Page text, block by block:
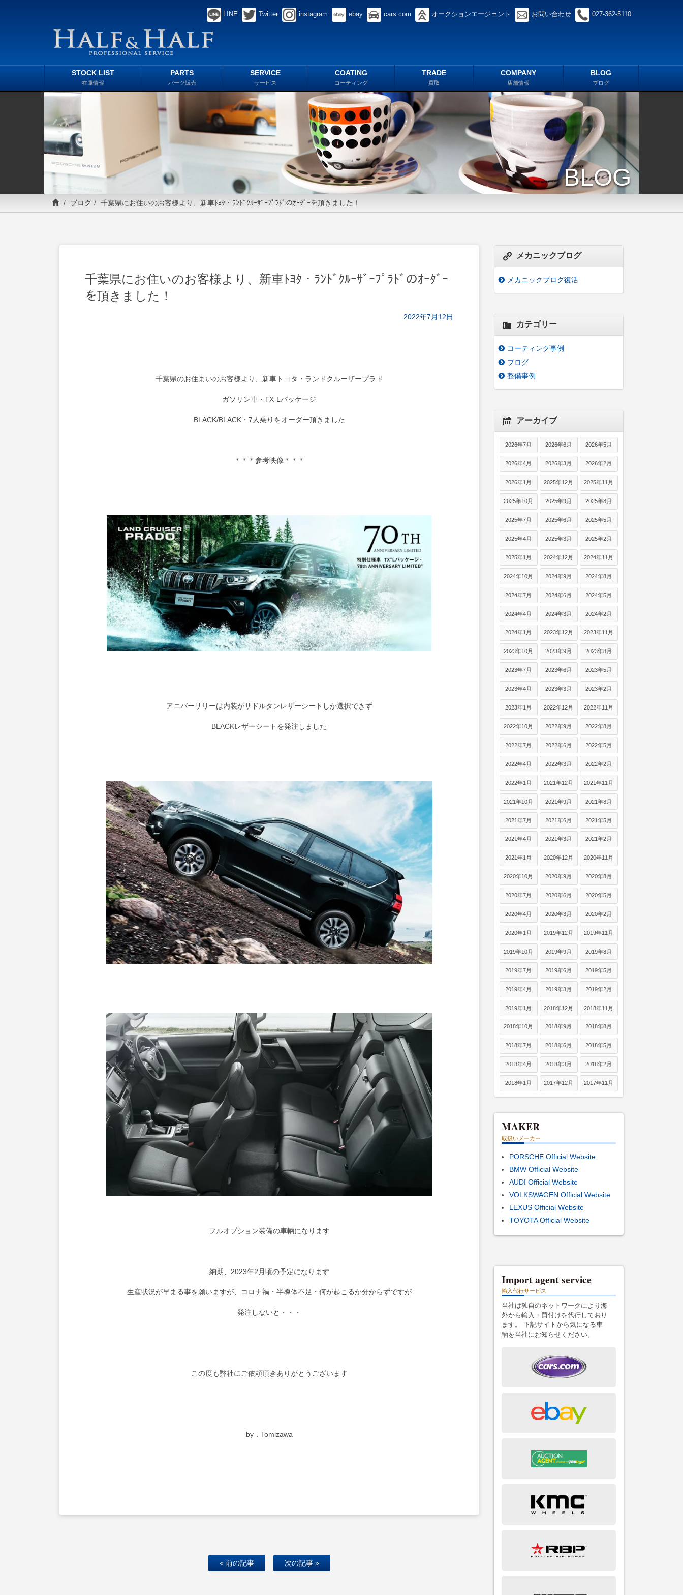
LINE Twitter instagram ebay cars.com オークションエージェント お問い合わせ 027-362-5110
STOCK LIST
在庫情報
PARTS
パーツ販売
SERVICE
サービス
COATING
コーティング
TRADE
買取
COMPANY
店舗情報
BLOG
ブログ
BLOG
ブログ 千葉県にお住いのお客様より、新車ﾄﾖﾀ・ﾗﾝﾄﾞｸﾙｰｻﾞｰﾌﾟﾗﾄﾞのｵｰﾀﾞｰを頂きました！
千葉県にお住いのお客様より、新車ﾄﾖﾀ・ﾗﾝﾄﾞｸﾙｰｻﾞｰﾌﾟﾗﾄﾞのｵｰﾀﾞｰ
を頂きました！
2022年7月12日
千葉県のお住まいのお客様より、新車トヨタ・ランドクルーザープラド
ガソリン車・TX-Lパッケージ
BLACK/BLACK・7人乗りをオーダー頂きました
＊＊＊参考映像＊＊＊
アニバーサリーは内装がサドルタンレザーシートしか選択できず
BLACKレザーシートを発注しました
フルオプション装備の車輛になります
納期、2023年2月頃の予定になります
生産状況が早まる事を願いますが、コロナ禍・半導体不足・何が起こるか分からずですが
発注しないと・・・
この度も弊社にご依頼頂きありがとうございます
by．Tomizawa
« 前の記事 次の記事 »
メカニックブログ
メカニックブログ復活
カテゴリー
コーティング事例
ブログ
整備事例
アーカイブ
2026年7月 2026年6月 2026年5月
2026年4月 2026年3月 2026年2月
2026年1月 2025年12月 2025年11月
2025年10月 2025年9月 2025年8月
2025年7月 2025年6月 2025年5月
2025年4月 2025年3月 2025年2月
2025年1月 2024年12月 2024年11月
2024年10月 2024年9月 2024年8月
2024年7月 2024年6月 2024年5月
2024年4月 2024年3月 2024年2月
2024年1月 2023年12月 2023年11月
2023年10月 2023年9月 2023年8月
2023年7月 2023年6月 2023年5月
2023年4月 2023年3月 2023年2月
2023年1月 2022年12月 2022年11月
2022年10月 2022年9月 2022年8月
2022年7月 2022年6月 2022年5月
2022年4月 2022年3月 2022年2月
2022年1月 2021年12月 2021年11月
2021年10月 2021年9月 2021年8月
2021年7月 2021年6月 2021年5月
2021年4月 2021年3月 2021年2月
2021年1月 2020年12月 2020年11月
2020年10月 2020年9月 2020年8月
2020年7月 2020年6月 2020年5月
2020年4月 2020年3月 2020年2月
2020年1月 2019年12月 2019年11月
2019年10月 2019年9月 2019年8月
2019年7月 2019年6月 2019年5月
2019年4月 2019年3月 2019年2月
2019年1月 2018年12月 2018年11月
2018年10月 2018年9月 2018年8月
2018年7月 2018年6月 2018年5月
2018年4月 2018年3月 2018年2月
2018年1月 2017年12月 2017年11月
MAKER
取扱いメーカー
PORSCHE Official Website
BMW Official Website
AUDI Official Website
VOLKSWAGEN Official Website
LEXUS Official Website
TOYOTA Official Website
Import agent service
輸入代行サービス
当社は独自のネットワークにより海
外から輸入・買付けを代行しており
ます。 下記サイトから気になる車
輌を当社にお知らせください。